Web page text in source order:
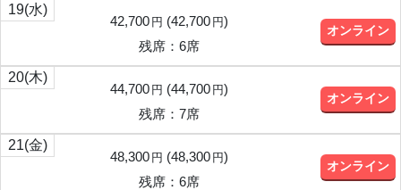
19(水)
42,700 円 (42,700 円)
残席：6席
オンライン
20(木)
44,700 円 (44,700 円)
残席：7席
オンライン
21(金)
48,300 円 (48,300 円)
残席：6席
オンライン